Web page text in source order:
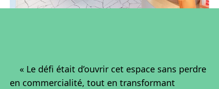
« Le défi était d’ouvrir cet espace sans perdre
en commercialité, tout en transformant